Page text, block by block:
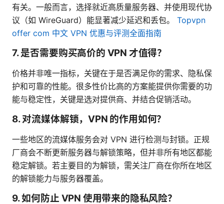
有关。一般而言，选择就近高质量服务器、并使用现代协
议（如 WireGuard）能显著减少延迟和丢包。 Topvpn
offer com 中文 VPN 优惠与评测全面指南
7. 是否需要购买高价的 VPN 才值得？
价格并非唯一指标，关键在于是否满足你的需求、隐私保
护和可靠的性能。很多性价比高的方案能提供你需要的功
能与稳定性，关键是选对提供商、并结合促销活动。
8. 对流媒体解锁，VPN 的作用如何？
一些地区的流媒体服务会对 VPN 进行检测与封锁。正规
厂商会不断更新服务器与解锁策略，但并非所有地区都能
稳定解锁。若主要目的为解锁，需关注厂商在你所在地区
的解锁能力与服务器覆盖。
9. 如何防止 VPN 使用带来的隐私风险？